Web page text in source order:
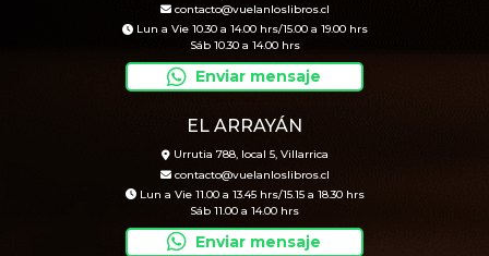
contacto@vuelanloslibros.cl
Lun a Vie 10.30 a 14.00 hrs/15.00 a 19.00 hrs
Sáb 10.30 a 14.00 hrs
Enviar mensaje
EL ARRAYÁN
Urrutia 788, local 5, Villarrica
contacto@vuelanloslibros.cl
Lun a Vie 11.00 a 13.45 hrs/15.15 a 18.30 hrs
Sáb 11.00 a 14.00 hrs
Enviar mensaje